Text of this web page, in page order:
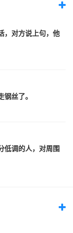
，对方说上句，他
丝了。
低调的人，对周围